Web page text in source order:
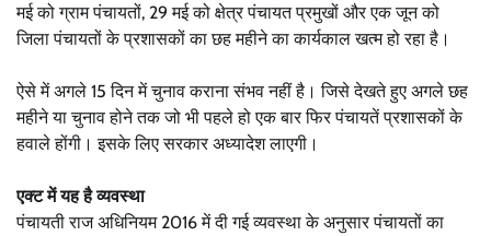
मई को ग्राम पंचायतों, 29 मई को क्षेत्र पंचायत प्रमुखों और एक जून को
जिला पंचायतों के प्रशासकों का छह महीने का कार्यकाल खत्म हो रहा है।
ऐसे में अगले 15 दिन में चुनाव कराना संभव नहीं है। जिसे देखते हुए अगले छह
महीने या चुनाव होने तक जो भी पहले हो एक बार फिर पंचायतें प्रशासकों के
हवाले होंगी। इसके लिए सरकार अध्यादेश लाएगी।
एक्ट में यह है व्यवस्था
पंचायती राज अधिनियम 2016 में दी गई व्यवस्था के अनुसार पंचायतों का